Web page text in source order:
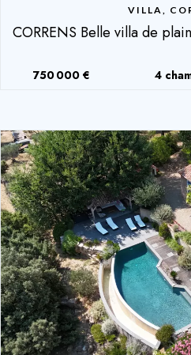
VILLA,
CORRENS Belle villa de
750 000 € 4